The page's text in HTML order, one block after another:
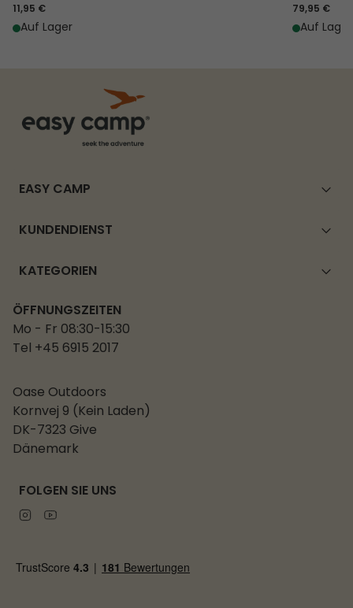
11,95 €
Auf Lager
79,95 €
Auf Lager
EASY CAMP
KUNDENDIENST
KATEGORIEN
ÖFFNUNGSZEITEN
Mo - Fr 08:30-15:30
Tel +45 6915 2017
Oase Outdoors
Kornvej 9 (Kein Laden)
DK-7323 Give
Dänemark
FOLGEN SIE UNS
Instagram
Youtube